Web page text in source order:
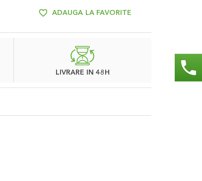
ADAUGA LA FAVORITE
LIVRARE IN 48H phone